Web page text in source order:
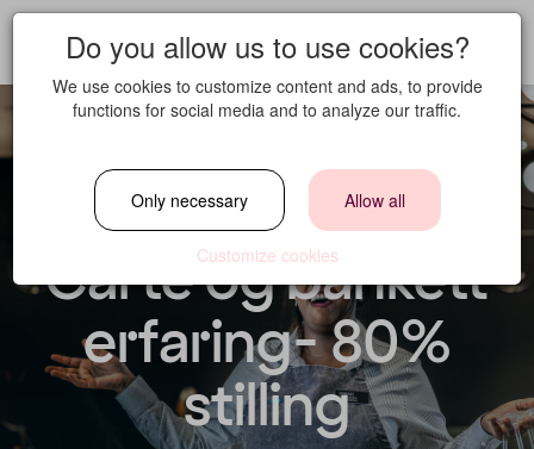
Servitør med A la
Carte og bankett
erfaring- 80%
stilling
Do you allow us to use cookies?
We use cookies to customize content and ads, to provide
functions for social media and to analyze our traffic.
Only necessary Allow all
Customize cookies